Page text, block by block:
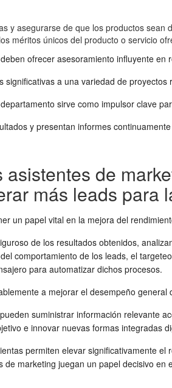
y asegurarse de que los productos
méritos únicos del producto o servicio
ofrecer asesoramiento influyente
significativas a una variedad de
sirve como impulsor clave
y presentan informes
de
más leads para
un papel vital en la mejora del
de los resultados obtenidos,
comportamiento de los leads, el
para automatizar dichos procesos.
a mejorar el desempeño
suministrar información relevante
e innovar nuevas formas integradas
permiten elevar significativamente
de marketing juegan un papel decisivo en